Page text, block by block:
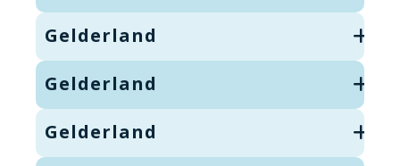
Gelderland
Gelderland
Gelderland